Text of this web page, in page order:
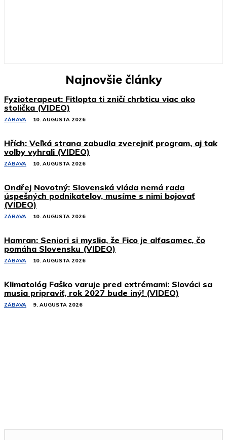
Najnovšie články
Fyzioterapeut: Fitlopta ti zničí chrbticu viac ako
stolička (VIDEO)
ZÁBAVA 10. AUGUSTA 2026
Hřích: Veľká strana zabudla zverejniť program, aj tak
voľby vyhrali (VIDEO)
ZÁBAVA 10. AUGUSTA 2026
Ondřej Novotný: Slovenská vláda nemá rada
úspešných podnikateľov, musíme s nimi bojovať
(VIDEO)
ZÁBAVA 10. AUGUSTA 2026
Hamran: Seniori si myslia, že Fico je alfasamec, čo
pomáha Slovensku (VIDEO)
ZÁBAVA 10. AUGUSTA 2026
Klimatológ Faško varuje pred extrémami: Slováci sa
musia pripraviť, rok 2027 bude iný! (VIDEO)
ZÁBAVA 9. AUGUSTA 2026